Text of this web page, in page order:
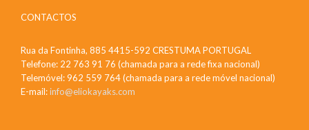
CONTACTOS
Rua da Fontinha, 885 4415-592 CRESTUMA PORTUGAL
Telefone: 22 763 91 76 (chamada para a rede fixa nacional)
Telemóvel: 962 559 764 (chamada para a rede móvel nacional)
E-mail:info@eliokayaks.com